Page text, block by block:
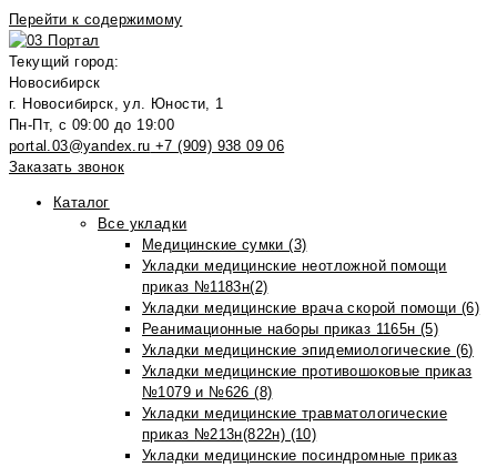
Перейти к содержимому
Текущий город:
Новосибирск
г. Новосибирск, ул. Юности, 1
Пн-Пт, с 09:00 до 19:00
portal.03@yandex.ru +7 (909) 938 09 06
Заказать звонок
Каталог
Все укладки
Медицинские сумки (3)
Укладки медицинские неотложной помощи
приказ №1183н(2)
Укладки медицинские врача скорой помощи (6)
Реанимационные наборы приказ 1165н (5)
Укладки медицинские эпидемиологические (6)
Укладки медицинские противошоковые приказ
№1079 и №626 (8)
Укладки медицинские травматологические
приказ №213н(822н) (10)
Укладки медицинские посиндромные приказ